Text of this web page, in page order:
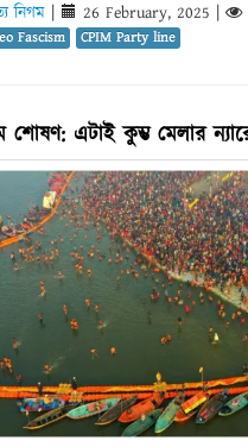
নিগম 26 February, 2025
Fascism CPIM Party line
শোষণ: এটাই কুম্ভ মেলার